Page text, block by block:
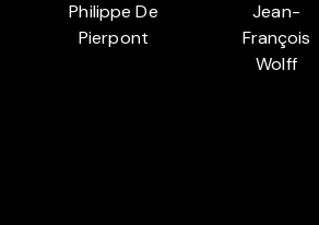
Philippe De
Pierpont
Jean-
François
Wolff